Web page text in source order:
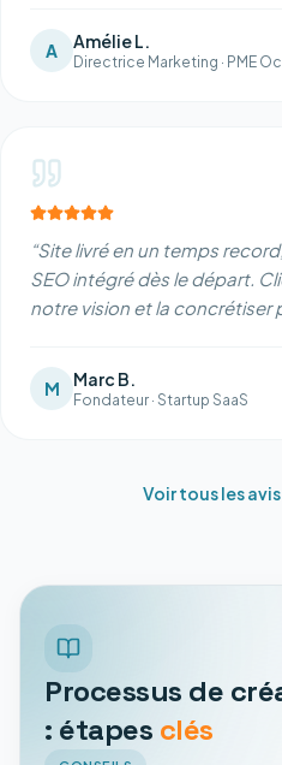
A Amélie L.
Directrice Marketing · PME
“Site livré en un temps
SEO intégré dès le départ.
notre vision et la concrétiser
M Marc B.
Fondateur · Startup SaaS
Voir tous les
Processus de
: étapes clés